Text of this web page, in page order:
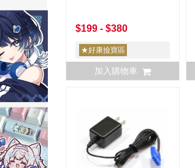
$199 - $380
★好康撿寶區
加入購物車